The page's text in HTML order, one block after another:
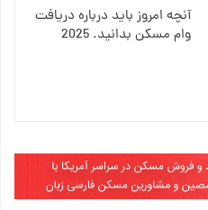
آنچه امروز باید درباره دریافت
وام مسکن بدانید. 2025